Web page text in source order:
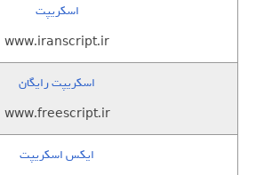
اسکریپت
www.iranscript.ir
اسکریپت رایگان
www.freescript.ir
ایکس اسکریپت